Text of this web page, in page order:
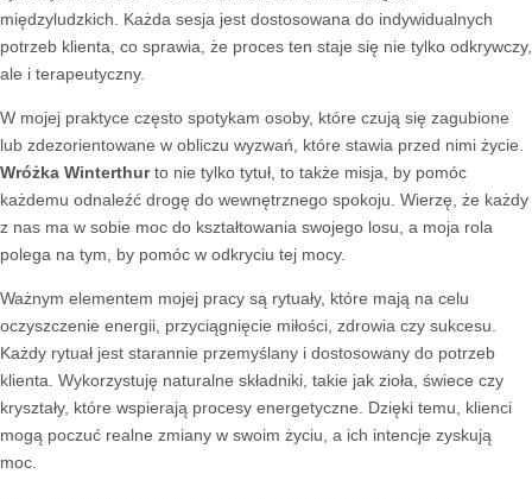
międzyludzkich. Każda sesja jest dostosowana do indywidualnych
potrzeb klienta, co sprawia, że proces ten staje się nie tylko odkrywczy,
ale i terapeutyczny.
W mojej praktyce często spotykam osoby, które czują się zagubione
lub zdezorientowane w obliczu wyzwań, które stawia przed nimi życie.
Wróżka Winterthurto nie tylko tytuł, to także misja, by pomóc
każdemu odnaleźć drogę do wewnętrznego spokoju. Wierzę, że każdy
z nas ma w sobie moc do kształtowania swojego losu, a moja rola
polega na tym, by pomóc w odkryciu tej mocy.
Ważnym elementem mojej pracy są rytuały, które mają na celu
oczyszczenie energii, przyciągnięcie miłości, zdrowia czy sukcesu.
Każdy rytuał jest starannie przemyślany i dostosowany do potrzeb
klienta. Wykorzystuję naturalne składniki, takie jak zioła, świece czy
kryształy, które wspierają procesy energetyczne. Dzięki temu, klienci
mogą poczuć realne zmiany w swoim życiu, a ich intencje zyskują
moc.